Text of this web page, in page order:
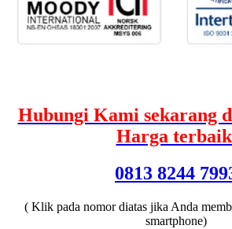
Hubungi Kami sekarang
Harga terbaik
0813 8244
( Klik pada nomor diatas jika Anda
smartphone)